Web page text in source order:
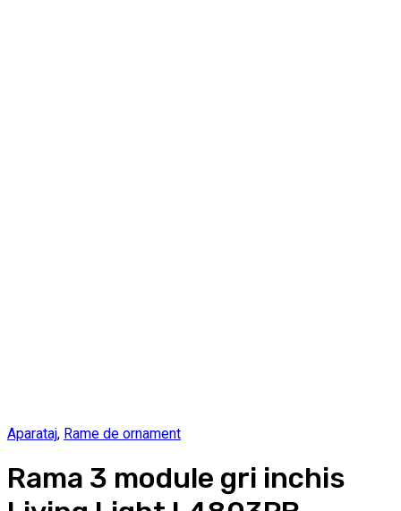
Aparataj, Rame de ornament
Rama 3 module gri inchis